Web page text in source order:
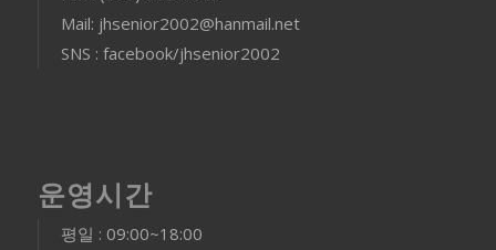
Mail: jhsenior2002@hanmail.net
SNS : facebook/jhsenior2002
운영시간
평일 : 09:00~18:00